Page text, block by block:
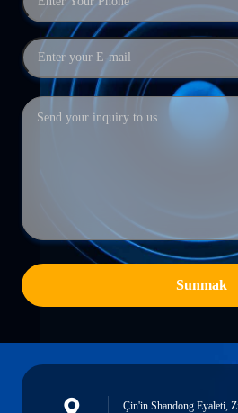
Sunmak
Çin'in Shandong Eyaleti,